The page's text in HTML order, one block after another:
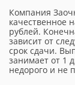
Компания
качественное
рублей.
зависит от
срок сдачи.
занимает от 1
недорого и не